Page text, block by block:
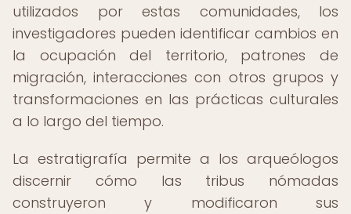
utilizados por estas comunidades, los
investigadores pueden identificar cambios en
la ocupación del territorio, patrones de
migración, interacciones con otros grupos y
transformaciones en las prácticas culturales
a lo largo del tiempo.
La estratigrafía permite a los arqueólogos
discernir cómo las tribus nómadas
construyeron y modificaron sus